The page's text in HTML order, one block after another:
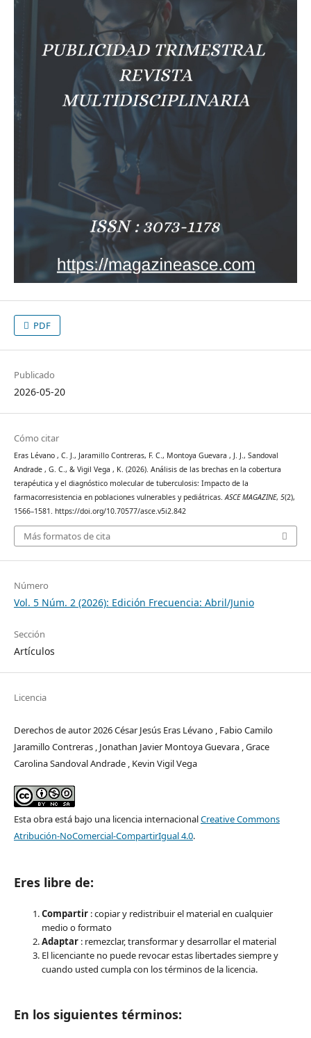
PDF
Publicado
2026-05-20
Cómo citar
Eras Lévano , C. J., Jaramillo Contreras, F. C., Montoya Guevara , J. J., Sandoval
Andrade , G. C., & Vigil Vega , K. (2026). Análisis de las brechas en la cobertura
terapéutica y el diagnóstico molecular de tuberculosis: Impacto de la
farmacorresistencia en poblaciones vulnerables y pediátricas.ASCE MAGAZINE, 5(2),
1566–1581. https://doi.org/10.70577/asce.v5i2.842
Más formatos de cita
Número
Vol. 5 Núm. 2 (2026): Edición Frecuencia: Abril/Junio
Sección
Artículos
Licencia
Derechos de autor 2026 César Jesús Eras Lévano , Fabio Camilo
Jaramillo Contreras , Jonathan Javier Montoya Guevara , Grace
Carolina Sandoval Andrade , Kevin Vigil Vega
Esta obra está bajo una licencia internacionalCreative Commons
Atribución-NoComercial-CompartirIgual 4.0.
Eres libre de:
Compartir : copiar y redistribuir el material en cualquier
medio o formato
Adaptar : remezclar, transformar y desarrollar el material
El licenciante no puede revocar estas libertades siempre y
cuando usted cumpla con los términos de la licencia.
En los siguientes términos: